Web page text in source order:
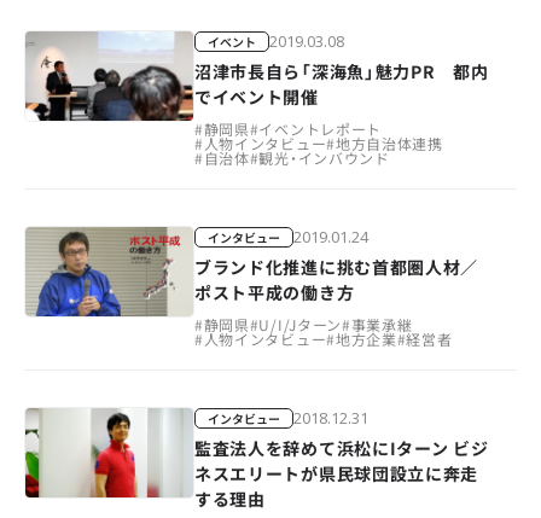
イベント 2019.03.08
沼津市長自ら「深海魚」魅力PR 都内
でイベント開催
#静岡県#イベントレポート
#人物インタビュー#地方自治体連携
#自治体#観光・インバウンド
インタビュー 2019.01.24
ブランド化推進に挑む首都圏人材／
ポスト平成の働き方
#静岡県#U/I/Jターン#事業承継
#人物インタビュー#地方企業#経営者
インタビュー 2018.12.31
監査法人を辞めて浜松にIターン ビジ
ネスエリートが県民球団設立に奔走
する理由